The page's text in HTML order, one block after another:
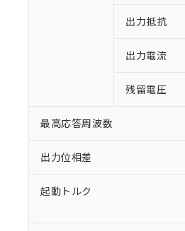
出力抵抗
出力電流
残留電圧
最高応答周波数
出力位相差
起動トルク